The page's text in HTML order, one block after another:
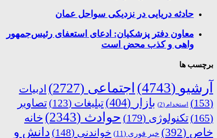
حادثه دریایی در نزدیکی سواحل عمان
معاون دفتر پزشکیان: ادعای استعفای رئیس‌جمهور
واهی و کذب محض است
برچسب ها
آرشیو (4743) اجتماعی (2727)
ادبیات
(153)
استخدام (2) بازار (404) تبلیغات (123)
تصاویر
(165)
تکنولوژی (179) حوادث (2343)
خانه
خاص (392) خبر فوری (11) خواندنی (148)
دانش و